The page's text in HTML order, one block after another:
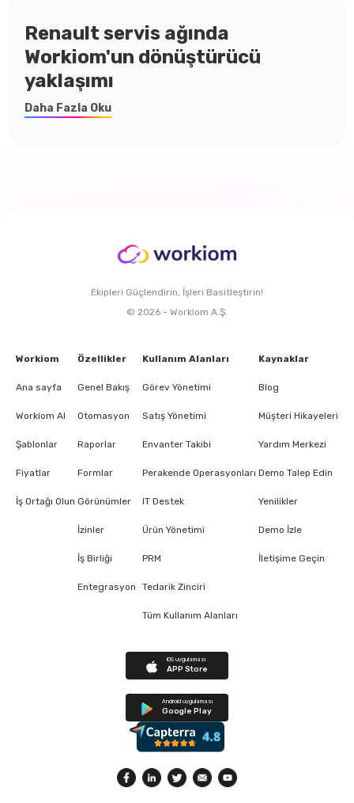
Renault servis ağında
Workiom'un dönüştürücü
yaklaşımı
Daha Fazla Oku
Ekipleri Güçlendirin, İşleri Basitleştirin!
© 2026 - Workiom A.Ş.
Workiom
Ana sayfa
Workiom AI
Şablonlar
Fiyatlar
İş Ortağı Olun
Özellikler
Genel Bakış
Otomasyon
Raporlar
Formlar
Görünümler
İzinler
İş Birliği
Entegrasyon
Kullanım Alanları
Görev Yönetimi
Satış Yönetimi
Envanter Takibi
Perakende Operasyonları
IT Destek
Ürün Yönetimi
PRM
Tedarik Zinciri
Tüm Kullanım Alanları
Kaynaklar
Blog
Müşteri Hikayeleri
Yardım Merkezi
Demo Talep Edin
Yenilikler
Demo İzle
İletişime Geçin
iOS uygulaması
APP Store
Android uygulaması
Google Play